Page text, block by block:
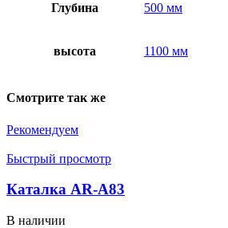
Глубина 500 мм
высота 1100 мм
Смотрите так же
Рекомендуем
Быстрый просмотр
Каталка AR-A83
В наличии